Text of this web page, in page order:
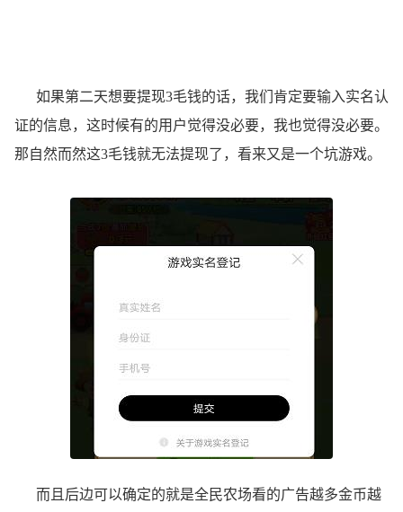
如果第二天想要提现3毛钱的话，我们肯定要输入实名认
证的信息，这时候有的用户觉得没必要，我也觉得没必要。
那自然而然这3毛钱就无法提现了，看来又是一个坑游戏。
而且后边可以确定的就是全民农场看的广告越多金币越